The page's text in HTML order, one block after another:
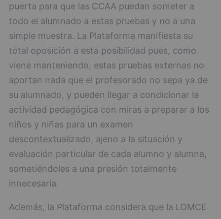
puerta para que las CCAA puedan someter a
todo el alumnado a estas pruebas y no a una
simple muestra. La Plataforma manifiesta su
total oposición a esta posibilidad pues, como
viene manteniendo, estas pruebas externas no
aportan nada que el profesorado no sepa ya de
su alumnado, y pueden llegar a condicionar la
actividad pedagógica con miras a preparar a los
niños y niñas para un examen
descontextualizado, ajeno a la situación y
evaluación particular de cada alumno y alumna,
sometiéndoles a una presión totalmente
innecesaria.
Además, la Plataforma considera que la LOMCE